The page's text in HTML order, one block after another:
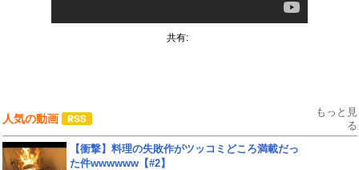
共有:
人気の動画
もっと見
る
【衝撃】料理の失敗作がツッコミどころ満載だっ
た件wwwwww【#2】